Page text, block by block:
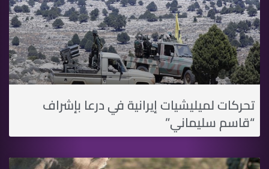
تحركات لميليشيات إيرانية في درعا بإشراف
“قاسم سليماني”